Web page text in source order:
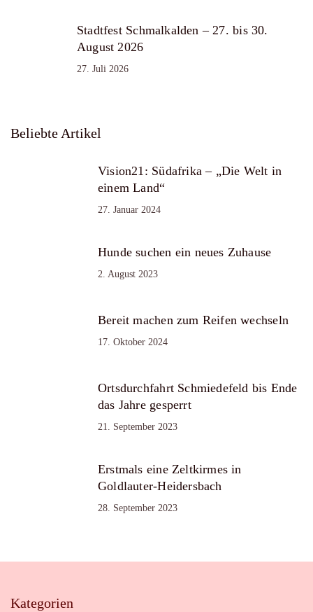
Stadtfest Schmalkalden – 27. bis 30.
August 2026
27. Juli 2026
Beliebte Artikel
Vision21: Südafrika – „Die Welt in
einem Land“
27. Januar 2024
Hunde suchen ein neues Zuhause
2. August 2023
Bereit machen zum Reifen wechseln
17. Oktober 2024
Ortsdurchfahrt Schmiedefeld bis Ende
das Jahre gesperrt
21. September 2023
Erstmals eine Zeltkirmes in
Goldlauter-Heidersbach
28. September 2023
Kategorien